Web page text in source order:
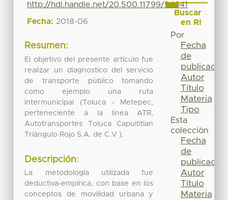
http://hdl.handle.net/20.500.11799/94641
Fecha: 2018-06
Resumen:
El objetivo del presente artículo fue
realizar un diagnostico del servicio
de transporte público tomando
como ejemplo una ruta
intermunicipal (Toluca - Metepec,
perteneciente a la linea ATR,
Autotransportes Toluca Capultitlan
Triángulo Rojo S.A. de C.V ).
Descripción:
La metodología utilizada fue
deductiva-empírica, con base en los
conceptos de movilidad urbana y
Buscar
en RI
Por
Fecha
de
publicación
Autor
Título
Materia
Tipo
Esta
colección
Fecha
de
publicación
Autor
Título
Materia